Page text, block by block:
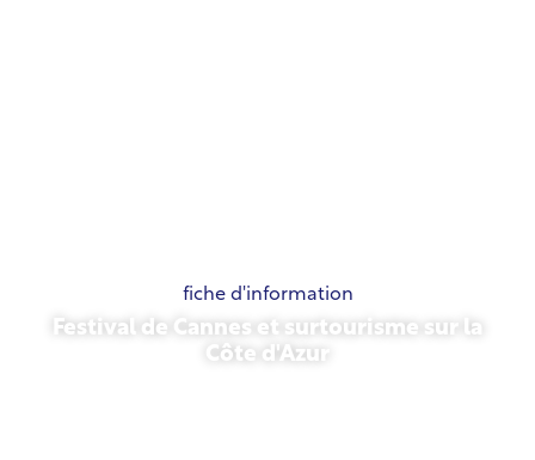
fiche d'information
Festival de Cannes et surtourisme sur la
Côte d'Azur